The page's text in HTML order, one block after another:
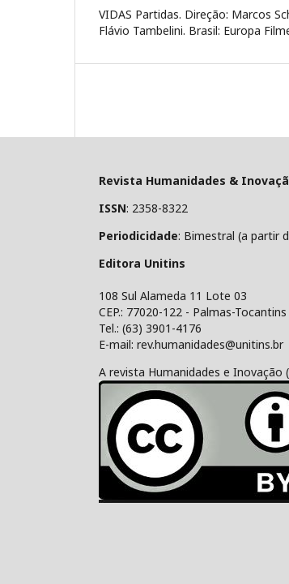
VIDAS Partidas. Direção: Marcos
Flávio Tambelini. Brasil: Europa
Revista Humanidades &
ISSN: 2358-8322
Periodicidade: Bimestral (a partir
Editora Unitins
108 Sul Alameda 11 Lote 03
CEP.: 77020-122 - Palmas-Tocantins
Tel.: (63) 3901-4176
E-mail: rev.humanidades@unitins.br
A revista Humanidades e Inovação